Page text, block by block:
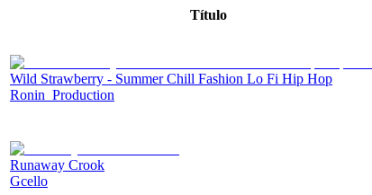
Título
Wild Strawberry - Summer Chill Fashion Lo Fi Hip Hop
Ronin_Production
Runaway Crook
Gcello